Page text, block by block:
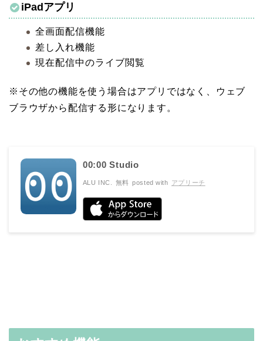
iPadアプリ
全画面配信機能
差し入れ機能
現在配信中のライブ閲覧
※その他の機能を使う場合はアプリではなく、ウェブ
ブラウザから配信する形になります。
00:00 Studio
ALU INC. 無料 posted with アプリーチ